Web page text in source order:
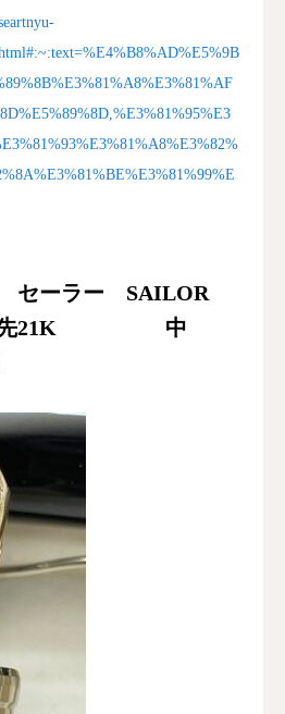
セーラー SAILOR
ン先21K 中